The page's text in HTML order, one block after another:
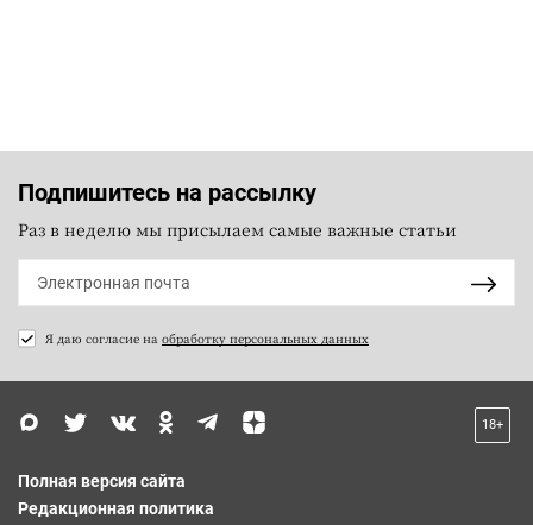
Подпишитесь на рассылку
Раз в неделю мы присылаем самые важные статьи
Я даю согласие на обработку персональных данных
18+
Полная версия сайта
Редакционная политика